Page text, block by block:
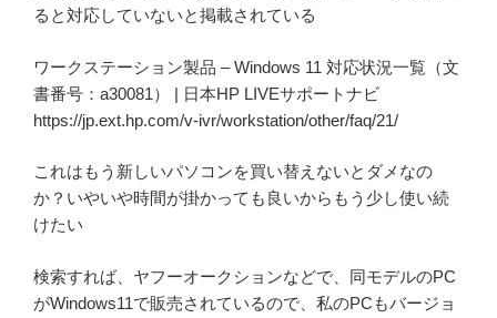
ると対応していないと掲載されている
ワークステーション製品 – Windows 11 対応状況一覧（文
書番号：a30081） | 日本HP LIVEサポートナビ
https://jp.ext.hp.com/v-ivr/workstation/other/faq/21/
これはもう新しいパソコンを買い替えないとダメなの
か？いやいや時間が掛かっても良いからもう少し使い続
けたい
検索すれば、ヤフーオークションなどで、同モデルのPC
がWindows11で販売されているので、私のPCもバージョ